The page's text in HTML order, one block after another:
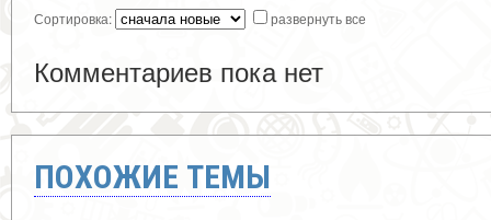
Сортировка: развернуть все
Комментариев пока нет
ПОХОЖИЕ ТЕМЫ